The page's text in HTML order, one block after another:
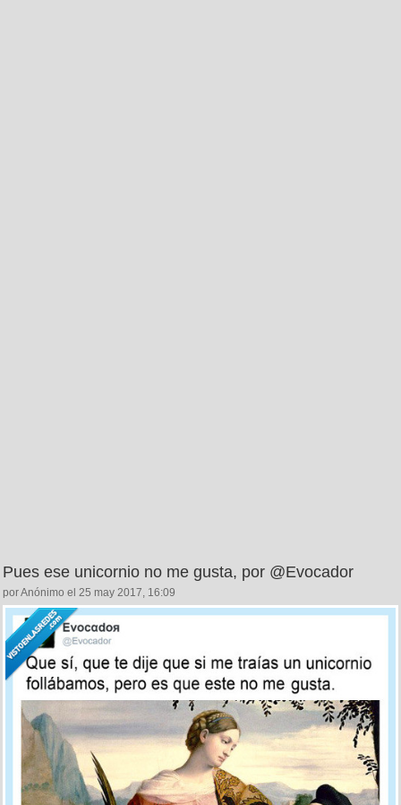
Pues ese unicornio no me gusta, por @Evocador
por Anónimo el 25 may 2017, 16:09